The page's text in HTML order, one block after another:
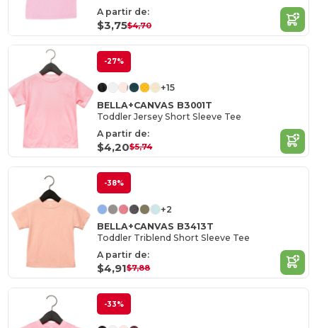
A partir de:
$3,75$4,70
-27%
+15
BELLA+CANVAS B3001T
Toddler Jersey Short Sleeve Tee
A partir de:
$4,20$5,74
-38%
+2
BELLA+CANVAS B3413T
Toddler Triblend Short Sleeve Tee
A partir de:
$4,91$7,88
-33%